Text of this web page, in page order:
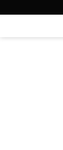
ke
Jombang